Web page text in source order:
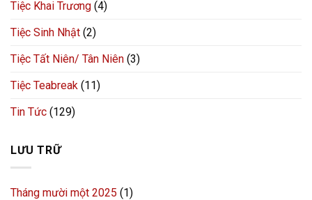
Tiệc Khai Trương (4)
Tiệc Sinh Nhật (2)
Tiệc Tất Niên/ Tân Niên (3)
Tiệc Teabreak (11)
Tin Tức (129)
LƯU TRỮ
Tháng mười một 2025 (1)